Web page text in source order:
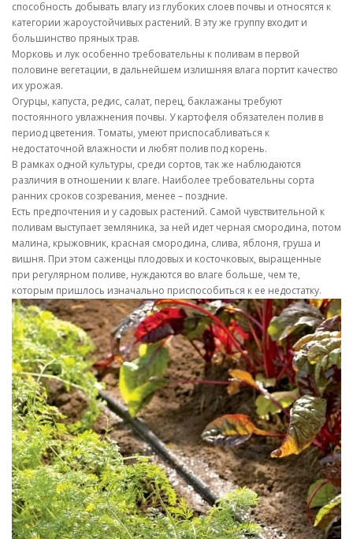
способность добывать влагу из глубоких слоев почвы и относятся к
категории жароустойчивых растений. В эту же группу входит и
большинство пряных трав.
Морковь и лук особенно требовательны к поливам в первой
половине вегетации, в дальнейшем излишняя влага портит качество
их урожая.
Огурцы, капуста, редис, салат, перец, баклажаны требуют
постоянного увлажнения почвы. У картофеля обязателен полив в
период цветения. Томаты, умеют приспосабливаться к
недостаточной влажности и любят полив под корень.
В рамках одной культуры, среди сортов, так же наблюдаются
различия в отношении к влаге. Наиболее требовательны сорта
ранних сроков созревания, менее – поздние.
Есть предпочтения и у садовых растений. Самой чувствительной к
поливам выступает земляника, за ней идет черная смородина, потом
малина, крыжовник, красная смородина, слива, яблоня, груша и
вишня. При этом саженцы плодовых и косточковых, выращенные
при регулярном поливе, нуждаются во влаге больше, чем те,
которым пришлось изначально приспособиться к ее недостатку.